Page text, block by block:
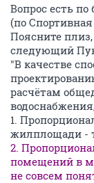
Вопрос есть
(по Спортивная
Поясните плиз,
следующий
"В качестве
расчётам
1.
жилплощади -
2.
помещений в
не совсем